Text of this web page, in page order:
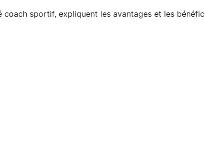
sportif, expliquent les avantages et les